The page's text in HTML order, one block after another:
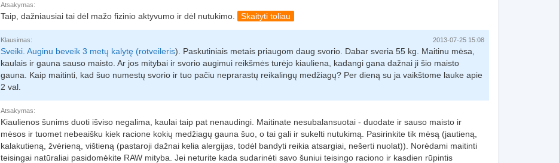
Atsakymas:
Taip, dažniausiai tai dėl mažo fizinio aktyvumo ir dėl nutukimo. Skaityti toliau
Klausimas: 2013-07-25 15:08
Sveiki. Auginu beveik 3 metų kalytę (rotveileris). Paskutiniais metais priaugom daug svorio. Dabar sveria 55 kg. Maitinu mėsa,
kaulais ir gauna sauso maisto. Ar jos mitybai ir svorio augimui reikšmės turėjo kiauliena, kadangi gana dažnai ji šio maisto
gauna. Kaip maitinti, kad šuo numestų svorio ir tuo pačiu neprarastų reikalingų medžiagų? Per dieną su ja vaikštome lauke apie
2 val.
Atsakymas:
Kiaulienos šunims duoti išviso negalima, kaulai taip pat nenaudingi. Maitinate nesubalansuotai - duodate ir sauso maisto ir
mėsos ir tuomet nebeaišku kiek racione kokių medžiagų gauna šuo, o tai gali ir sukelti nutukimą. Pasirinkite tik mėsą (jautieną,
kalakutieną, žvėrieną, vištieną (pastaroji dažnai kelia alergijas, todėl bandyti reikia atsargiai, nešerti nuolat)). Norėdami maitinti
teisingai natūraliai pasidomėkite RAW mityba. Jei neturite kada sudarinėti savo šuniui teisingo raciono ir kasdien rūpintis